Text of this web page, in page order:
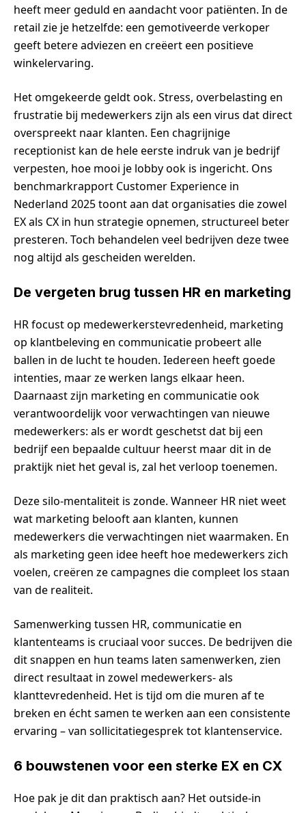
heeft meer geduld en aandacht voor patiënten. In de
retail zie je hetzelfde: een gemotiveerde verkoper
geeft betere adviezen en creëert een positieve
winkelervaring.
Het omgekeerde geldt ook. Stress, overbelasting en
frustratie bij medewerkers zijn als een virus dat direct
overspreekt naar klanten. Een chagrijnige
receptionist kan de hele eerste indruk van je bedrijf
verpesten, hoe mooi je lobby ook is ingericht. Ons
benchmarkrapport Customer Experience in
Nederland 2025 toont aan dat organisaties die zowel
EX als CX in hun strategie opnemen, structureel beter
presteren. Toch behandelen veel bedrijven deze twee
nog altijd als gescheiden werelden.
De vergeten brug tussen HR en marketing
HR focust op medewerkerstevredenheid, marketing
op klantbeleving en communicatie probeert alle
ballen in de lucht te houden. Iedereen heeft goede
intenties, maar ze werken langs elkaar heen.
Daarnaast zijn marketing en communicatie ook
verantwoordelijk voor verwachtingen van nieuwe
medewerkers: als er wordt geschetst dat bij een
bedrijf een bepaalde cultuur heerst maar dit in de
praktijk niet het geval is, zal het verloop toenemen.
Deze silo-mentaliteit is zonde. Wanneer HR niet weet
wat marketing belooft aan klanten, kunnen
medewerkers die verwachtingen niet waarmaken. En
als marketing geen idee heeft hoe medewerkers zich
voelen, creëren ze campagnes die compleet los staan
van de realiteit.
Samenwerking tussen HR, communicatie en
klantenteams is cruciaal voor succes. De bedrijven die
dit snappen en hun teams laten samenwerken, zien
direct resultaat in zowel medewerkers- als
klanttevredenheid. Het is tijd om die muren af te
breken en écht samen te werken aan een consistente
ervaring – van sollicitatiegesprek tot klantenservice.
6 bouwstenen voor een sterke EX en CX
Hoe pak je dit dan praktisch aan? Het outside-in